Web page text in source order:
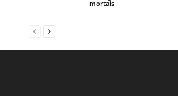
mortais